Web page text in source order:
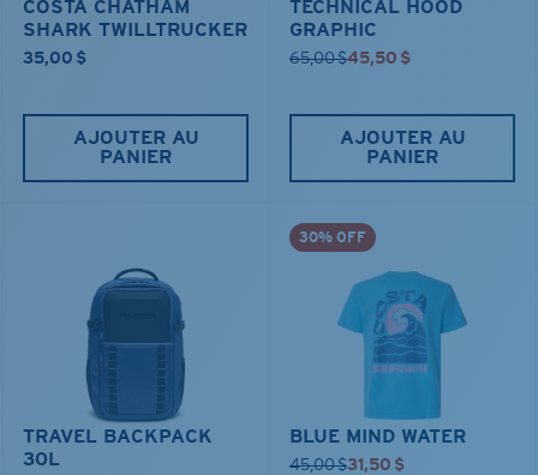
COSTA CHATHAM
SHARK TWILLTRUCKER
35,00 $
AJOUTER AU
PANIER
TECHNICAL HOOD
GRAPHIC
65,00 $45,50 $
AJOUTER AU
PANIER
TRAVEL BACKPACK
30L
30% OFF
BLUE MIND WATER
45,00 $31,50 $